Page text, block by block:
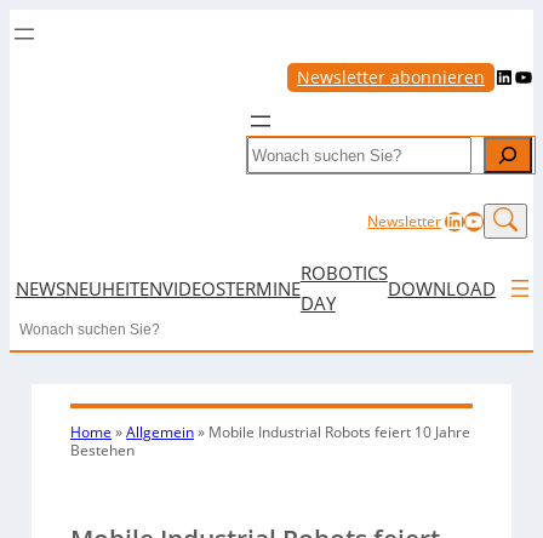
Newsletter abonnieren LinkedIn YouTube
Search
NewsletterLinkedIn
NEWSNEUHEITENVIDEOSTERMINE
ROBOTICS
DAY
DOWNLOAD
Search
Home »Allgemein» Mobile Industrial Robots feiert 10 Jahre
Bestehen